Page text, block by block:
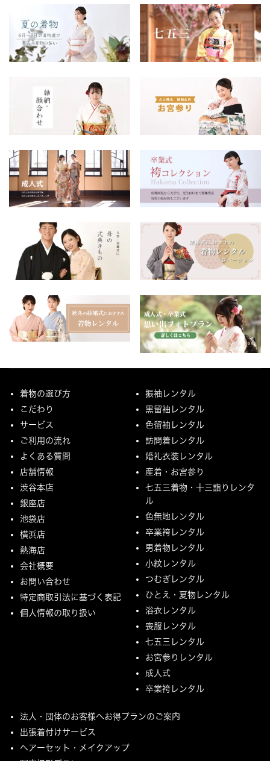
着物の選び方
こだわり
サービス
ご利用の流れ
よくある質問
店舗情報
渋谷本店
銀座店
池袋店
横浜店
熱海店
会社概要
お問い合わせ
特定商取引法に基づく表記
個人情報の取り扱い
振袖レンタル
黒留袖レンタル
色留袖レンタル
訪問着レンタル
婚礼衣装レンタル
産着・お宮参り
七五三着物・十三詣りレンタ
ル
色無地レンタル
卒業袴レンタル
男着物レンタル
小紋レンタル
つむぎレンタル
ひとえ・夏物レンタル
浴衣レンタル
喪服レンタル
七五三レンタル
お宮参りレンタル
成人式
卒業袴レンタル
法人・団体のお客様へお得プランのご案内
出張着付けサービス
ヘアーセット・メイクアップ